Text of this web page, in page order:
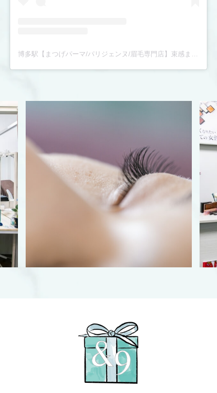
博多駅【まつげパーマ/パリジェンヌ/眉毛専門店】束感まつ毛パーマ|骨格診断眉スタイリング|完全個室|アンドナイン(@andnine9)がシェアした投稿